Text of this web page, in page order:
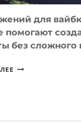
для
помогают
без сложного